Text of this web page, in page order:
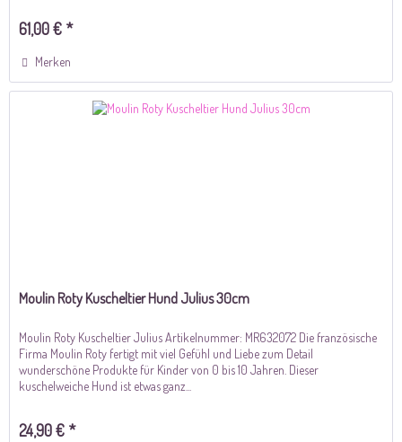
61,00 € *
Merken
Moulin Roty Kuscheltier Hund Julius 30cm
Moulin Roty Kuscheltier Julius Artikelnummer: MR632072 Die französische
Firma Moulin Roty fertigt mit viel Gefühl und Liebe zum Detail
wunderschöne Produkte für Kinder von 0 bis 10 Jahren. Dieser
kuschelweiche Hund ist etwas ganz...
24,90 € *